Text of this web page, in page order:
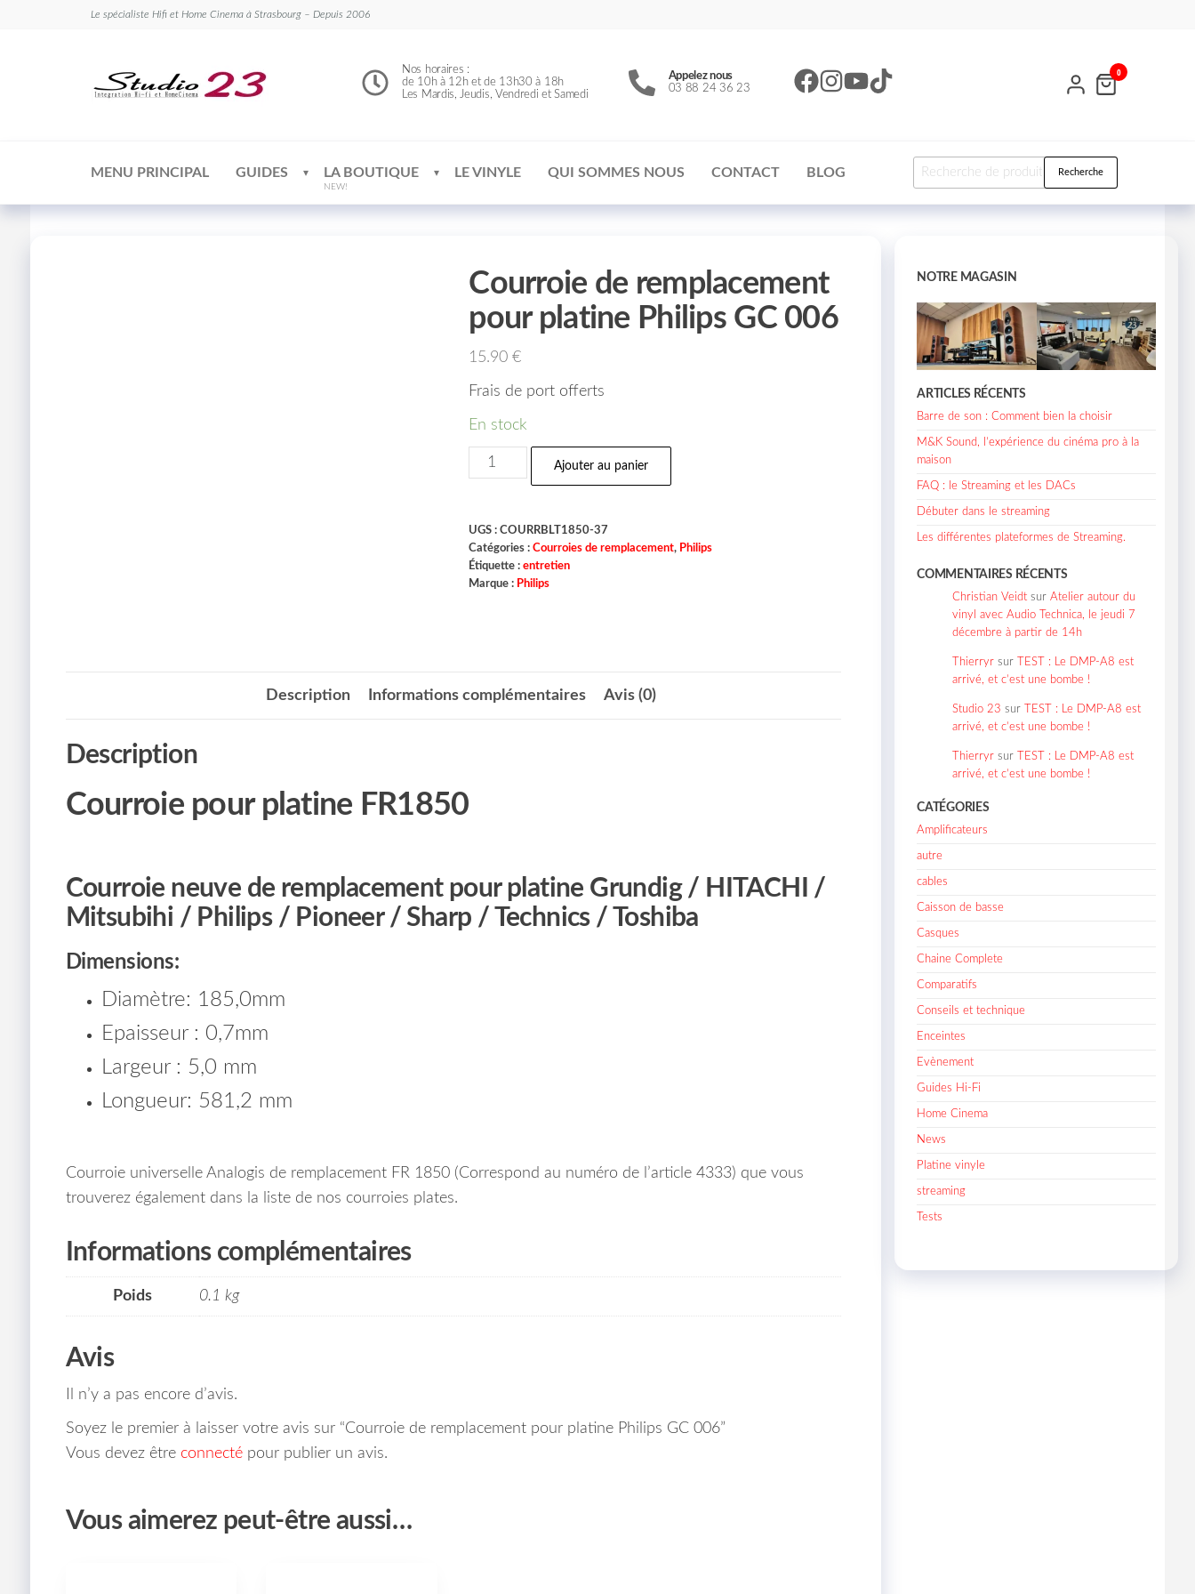
Le spécialiste Hifi et Home Cinema à Strasbourg – Depuis 2006
Nos horaires :
de 10h à 12h et de 13h30 à 18h
Les Mardis, Jeudis, Vendredi et Samedi
Appelez nous
03 88 24 36 23
0
MENU PRINCIPAL GUIDES LA BOUTIQUE
NEW!
LE VINYLE QUI SOMMES NOUS CONTACT BLOG Recherche
Courroie de remplacement
pour platine Philips GC 006
15.90€
Frais de port offerts
En stock
Ajouter au panier
UGS :COURRBLT1850-37
Catégories :Courroies de remplacement, Philips
Étiquette :entretien
Marque : Philips
Description Informations complémentaires Avis (0)
Description
Courroie pour platine FR1850
Courroie neuve de remplacement pour platine Grundig / HITACHI /
Mitsubihi / Philips / Pioneer / Sharp / Technics / Toshiba
Dimensions:
Diamètre: 185,0mm
Epaisseur : 0,7mm
Largeur : 5,0 mm
Longueur: 581,2 mm
Courroie universelle Analogis de remplacement FR 1850 (Correspond au numéro de l’article 4333) que vous
trouverez également dans la liste de nos courroies plates.
Informations complémentaires
Poids 0.1 kg
Avis
Il n’y a pas encore d’avis.
Soyez le premier à laisser votre avis sur “Courroie de remplacement pour platine Philips GC 006”
Vous devez être connectépour publier un avis.
Vous aimerez peut-être aussi…
NOTRE MAGASIN
ARTICLES RÉCENTS
Barre de son : Comment bien la choisir
M&K Sound, l’expérience du cinéma pro à la
maison
FAQ : le Streaming et les DACs
Débuter dans le streaming
Les différentes plateformes de Streaming.
COMMENTAIRES RÉCENTS
Christian Veidt surAtelier autour du
vinyl avec Audio Technica, le jeudi 7
décembre à partir de 14h
Thierryr sur
TEST : Le DMP-A8 est
arrivé, et c’est une bombe !
Studio 23 sur
TEST : Le DMP-A8 est
arrivé, et c’est une bombe !
Thierryr sur
TEST : Le DMP-A8 est
arrivé, et c’est une bombe !
CATÉGORIES
Amplificateurs
autre
cables
Caisson de basse
Casques
Chaine Complete
Comparatifs
Conseils et technique
Enceintes
Evènement
Guides Hi-Fi
Home Cinema
News
Platine vinyle
streaming
Tests